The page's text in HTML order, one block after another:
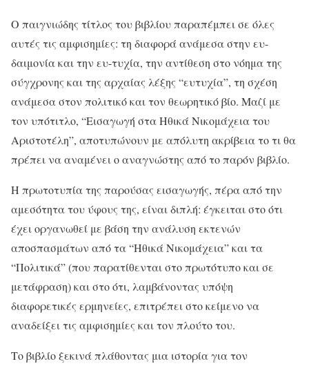
Ο παιγνιώδης τίτλος του βιβλίου παραπέμπει σε όλες
αυτές τις αμφισημίες: τη διαφορά ανάμεσα στην ευ-
δαιμονία και την ευ-τυχία, την αντίθεση στο νόημα της
σύγχρονης και της αρχαίας λέξης “ευτυχία”, τη σχέση
ανάμεσα στον πολιτικό και τον θεωρητικό βίο. Μαζί με
τον υπότιτλο, “Εισαγωγή στα Ηθικά Νικομάχεια του
Αριστοτέλη”, αποτυπώνουν με απόλυτη ακρίβεια το τι θα
πρέπει να αναμένει ο αναγνώστης από το παρόν βιβλίο.
Η πρωτοτυπία της παρούσας εισαγωγής, πέρα από την
αμεσότητα του ύφους της, είναι διπλή: έγκειται στο ότι
έχει οργανωθεί με βάση την ανάλυση εκτενών
αποσπασμάτων από τα “Ηθικά Νικομάχεια” και τα
“Πολιτικά” (που παρατίθενται στο πρωτότυπο και σε
μετάφραση) και στο ότι, λαμβάνοντας υπόψη
διαφορετικές ερμηνείες, επιτρέπει στο κείμενο να
αναδείξει τις αμφισημίες και τον πλούτο του.
Το βιβλίο ξεκινά πλάθοντας μια ιστορία για τον